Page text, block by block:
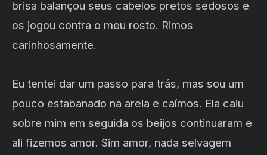
brisa balançou seus cabelos pretos sedosos e
os jogou contra o meu rosto. Rimos
carinhosamente.
Eu tentei dar um passo para trás, mas sou um
pouco estabanado na areia e caímos. Ela caiu
sobre mim em seguida os beijos continuaram e
ali fizemos amor. Sim amor, nada selvagem